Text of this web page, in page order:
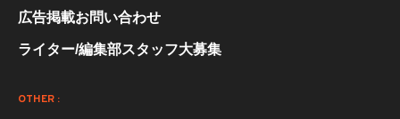
広告掲載お問い合わせ
ライター/編集部スタッフ大募集
OTHER :